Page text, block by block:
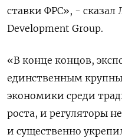
ставки ФРС», - сказал
Development Group.
«В конце концов,
единственным
экономики среди
роста, и регуляторы
и существенно